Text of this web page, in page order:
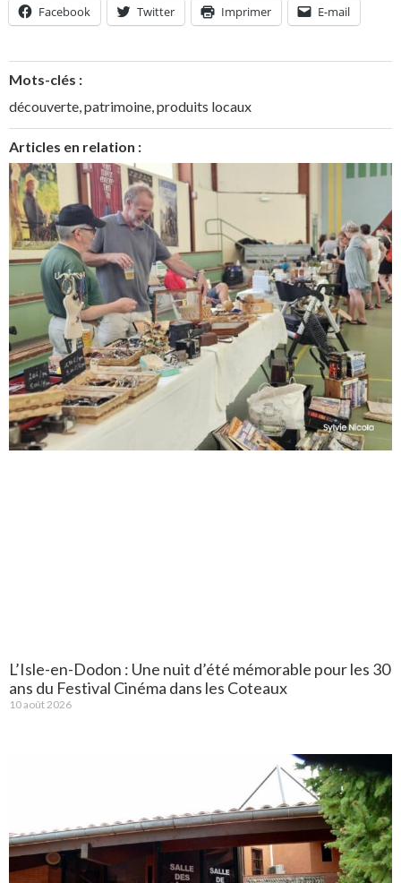
Facebook Twitter Imprimer E-mail
Mots-clés :
découverte,patrimoine,produits locaux
Articles en relation :
L’Isle-en-Dodon : Une nuit d’été mémorable pour les 30
ans du Festival Cinéma dans les Coteaux
10 août 2026